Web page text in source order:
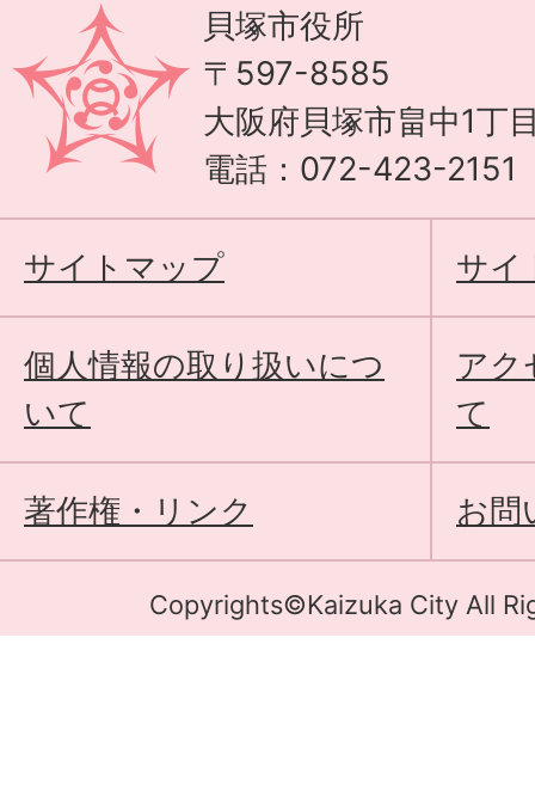
貝塚市役所
〒597-8585
大阪府貝塚市畠中1丁
電話：072-423-2151
サイトマップ サイ
個人情報の取り扱いにつ
いて
アク
て
著作権・リンク お問
Copyrights©Kaizuka City All